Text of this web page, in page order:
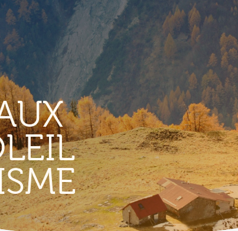
TERRITORIO
Vigneti
Produits et magasins du terroir
Borgo di Conthey
Le chiese